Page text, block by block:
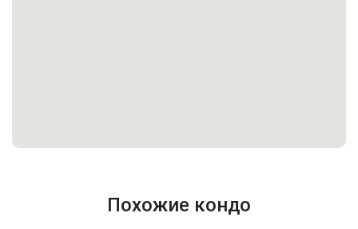
Похожие кондо